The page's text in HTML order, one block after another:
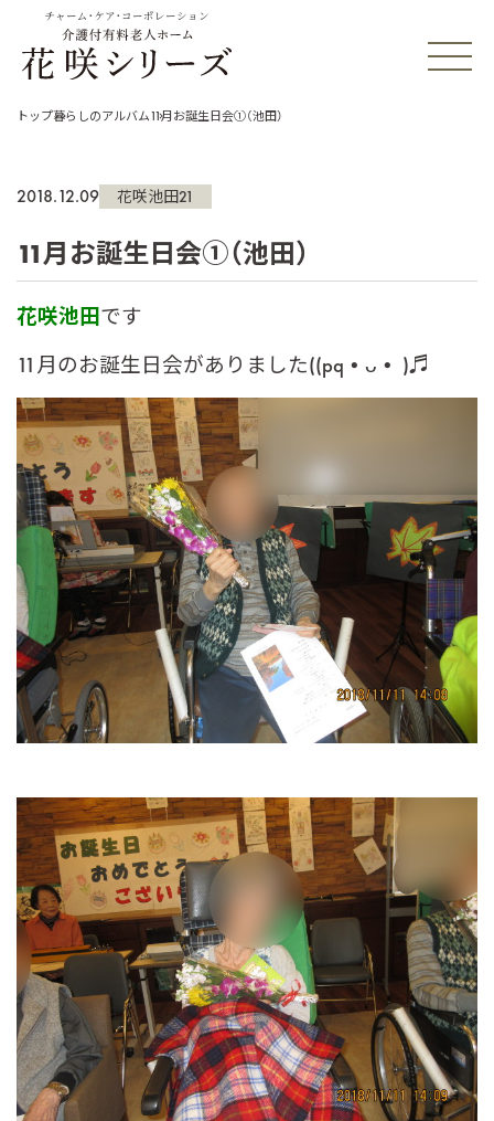
チャーム・ケア・コーポレーション
トップ暮らしのアルバム11月お誕生日会①（池田）
2018.12.09 花咲池田21
11月お誕生日会①（池田）
花咲池田 です
11月のお誕生日会がありました((pq•ᴗ• )♬